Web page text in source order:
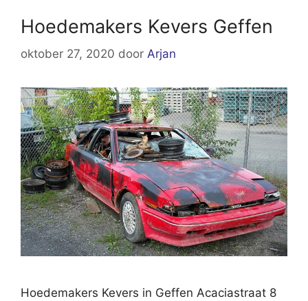
Hoedemakers Kevers Geffen
oktober 27, 2020 door Arjan
Hoedemakers Kevers in Geffen Acaciastraat 8